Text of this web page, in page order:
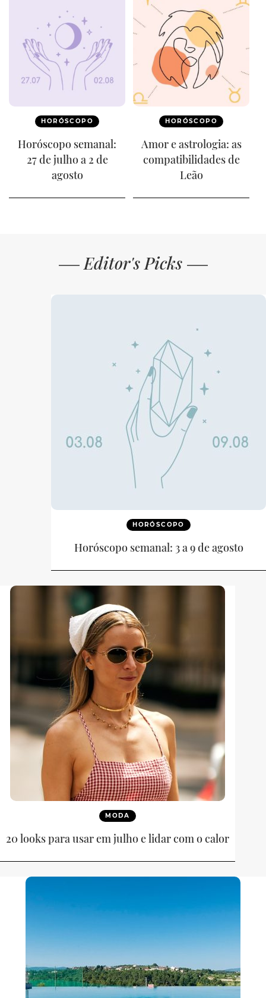
HORÓSCOPO
Horóscopo semanal:
27 de julho a 2 de
agosto
HORÓSCOPO
Amor e astrologia: as
compatibilidades de
Leão
Editor's Picks
HORÓSCOPO
Horóscopo semanal: 3 a 9 de agosto
MODA
20 looks para usar em julho e lidar com o calor